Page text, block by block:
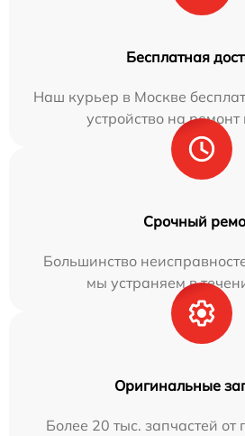
Бесплатная
Наш курьер в Москве
устройство на ремонт
Срочный
Большинство
мы устраняем в
Оригинальные
Более 20 тыс. запчастей от